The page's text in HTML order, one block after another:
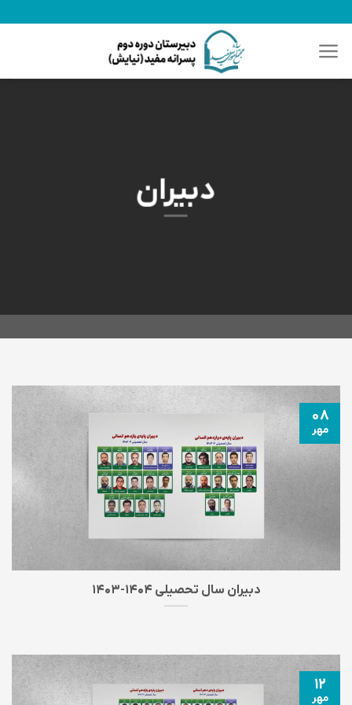
محتوا
دبیران
دبیران سال تحصیلی ۱۴۰۴-۱۴۰۳
۰۸
مهر
۱۲
مهر